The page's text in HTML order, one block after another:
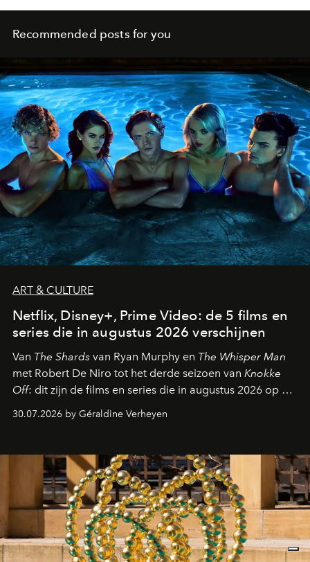
Recommended posts for you
ART & CULTURE
Netflix, Disney+, Prime Video: de 5 films en
series die in augustus 2026 verschijnen
Van The Shards van Ryan Murphy en The Whisper Man
met Robert De Niro tot het derde seizoen van Knokke
Off: dit zijn de films en series die in augustus 2026 op de
streamingplatformen verschijnen.
30.07.2026 by Géraldine Verheyen